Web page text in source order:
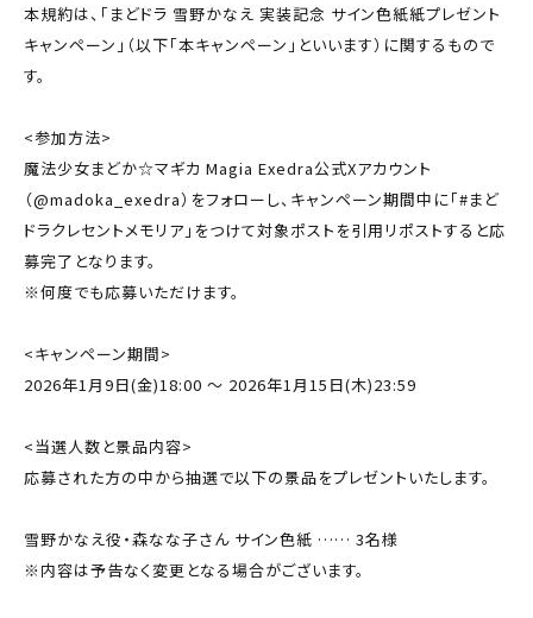
本規約は、「まどドラ 雪野かなえ 実装記念 サイン色紙紙プレゼント
キャンペーン」（以下「本キャンペーン」といいます）に関するもので
す。
<参加方法>
魔法少女まどか☆マギカ Magia Exedra公式Xアカウント
（@madoka_exedra）をフォローし、キャンペーン期間中に「#まど
ドラクレセントメモリア」をつけて対象ポストを引用リポストすると応
募完了となります。
※何度でも応募いただけます。
<キャンペーン期間>
2026年1月9日(金)18:00 ～ 2026年1月15日(木)23:59
<当選人数と景品内容>
応募された方の中から抽選で以下の景品をプレゼントいたします。
雪野かなえ役・森なな子さん サイン色紙 …… 3名様
※内容は予告なく変更となる場合がございます。